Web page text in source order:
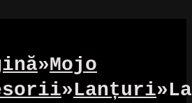
»Mojo
»Lanțuri»